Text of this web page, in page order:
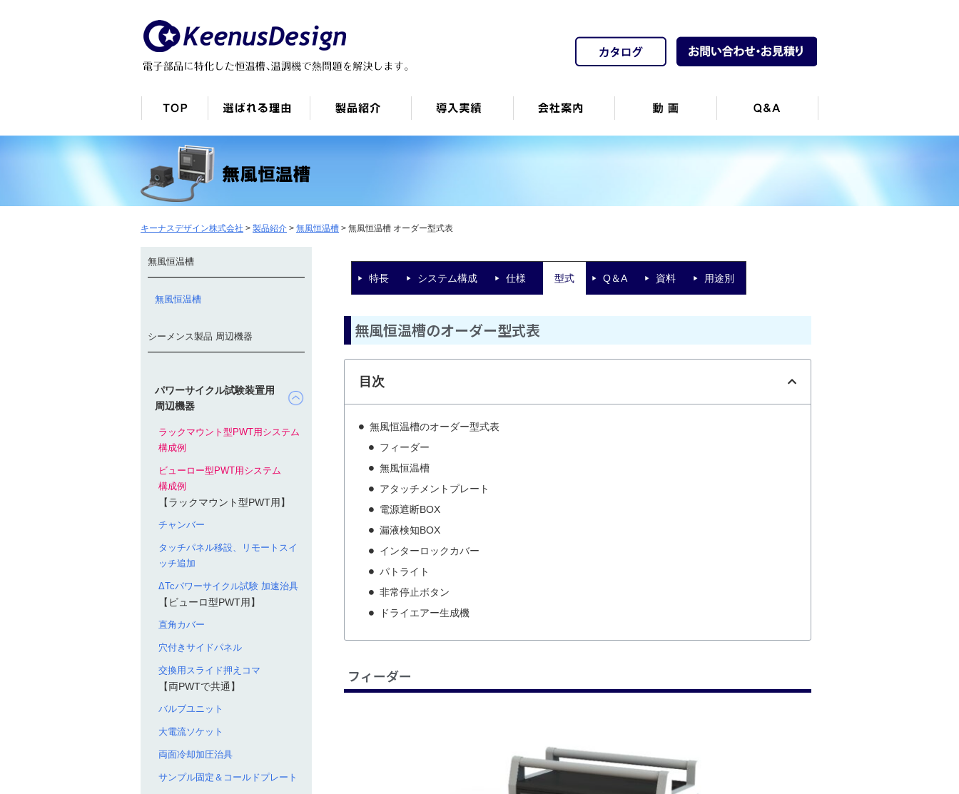
キーナスデザイン株式会社 > 製品紹介 > 無風恒温槽 > 無風恒温槽 オーダー型式表
特長 システム構成 仕様 型式 Q＆A 資料 用途別
無風恒温槽のオーダー型式表
目次
無風恒温槽のオーダー型式表
フィーダー
無風恒温槽
アタッチメントプレート
電源遮断BOX
漏液検知BOX
インターロックカバー
パトライト
非常停止ボタン
ドライエアー生成機
フィーダー
無風恒温槽
無風恒温槽
シーメンス製品 周辺機器
パワーサイクル試験装置用
周辺機器
ラックマウント型PWT用システム
構成例
ビューロー型PWT用システム
構成例
【ラックマウント型PWT用】
チャンバー
タッチパネル移設、リモートスイ
ッチ追加
ΔTcパワーサイクル試験 加速治具
【ビューロ型PWT用】
直角カバー
穴付きサイドパネル
交換用スライド押えコマ
【両PWTで共通】
バルブユニット
大電流ソケット
両面冷却加圧治具
サンプル固定＆コールドプレート